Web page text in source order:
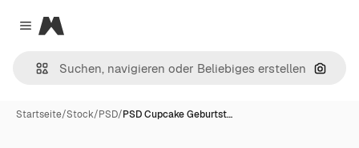
Close menu
Magnific
Nach
Startseite/Stock/PSD/PSD Cupcake Geburtst…